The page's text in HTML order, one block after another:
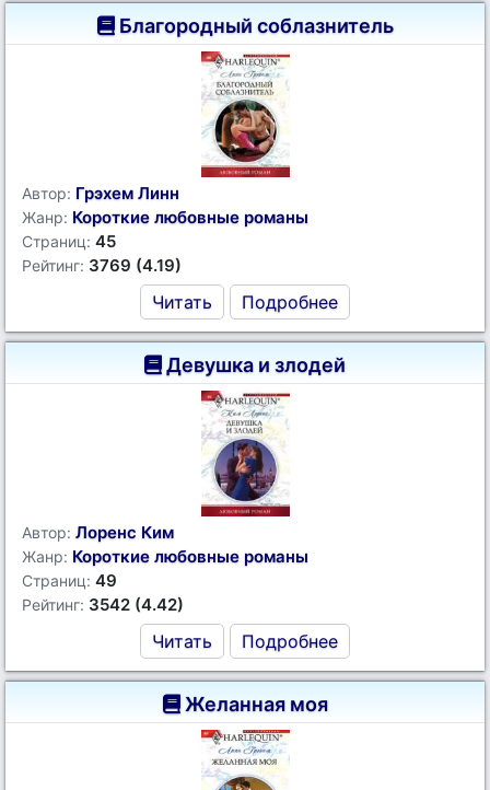
Благородный соблазнитель
Автор: Грэхем Линн
Жанр: Короткие любовные романы
Страниц: 45
Рейтинг: 3769 (4.19)
Читать Подробнее
Девушка и злодей
Автор: Лоренс Ким
Жанр: Короткие любовные романы
Страниц: 49
Рейтинг: 3542 (4.42)
Читать Подробнее
Желанная моя